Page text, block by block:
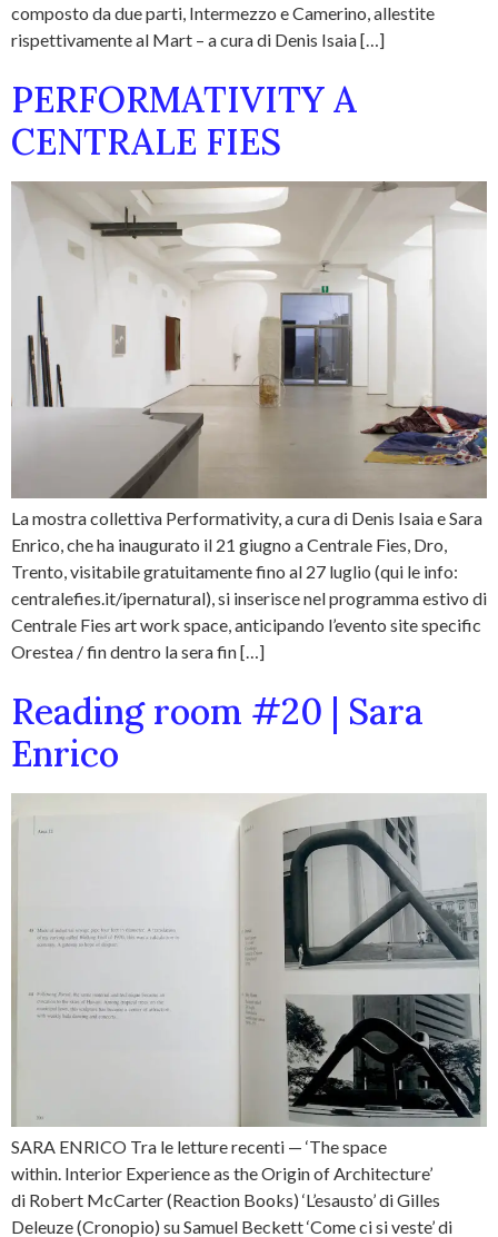
composto da due parti, Intermezzo e Camerino, allestite
rispettivamente al Mart – a cura di Denis Isaia […]
PERFORMATIVITY A
CENTRALE FIES
La mostra collettiva Performativity, a cura di Denis Isaia e Sara
Enrico, che ha inaugurato il 21 giugno a Centrale Fies, Dro,
Trento, visitabile gratuitamente fino al 27 luglio (qui le info:
centralefies.it/ipernatural), si inserisce nel programma estivo di
Centrale Fies art work space, anticipando l’evento site specific
Orestea / fin dentro la sera fin […]
Reading room #20 | Sara
Enrico
SARA ENRICO Tra le letture recenti — ‘The space
within. Interior Experience as the Origin of Architecture’
di Robert McCarter (Reaction Books) ‘L’esausto’ di Gilles
Deleuze (Cronopio) su Samuel Beckett ‘Come ci si veste’ di